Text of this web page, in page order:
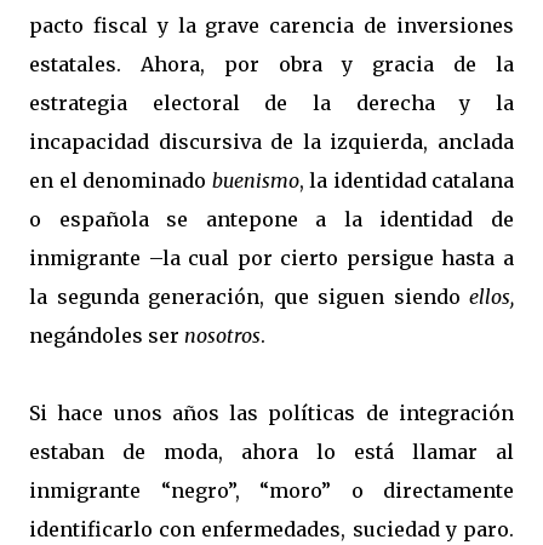
pacto fiscal y la grave carencia de inversiones
estatales. Ahora, por obra y gracia de la
estrategia electoral de la derecha y la
incapacidad discursiva de la izquierda, anclada
en el denominado buenismo, la identidad catalana
o española se antepone a la identidad de
inmigrante –la cual por cierto persigue hasta a
la segunda generación, que siguen siendo ellos,
negándoles ser nosotros.
Si hace unos años las políticas de integración
estaban de moda, ahora lo está llamar al
inmigrante “negro”, “moro” o directamente
identificarlo con enfermedades, suciedad y paro.